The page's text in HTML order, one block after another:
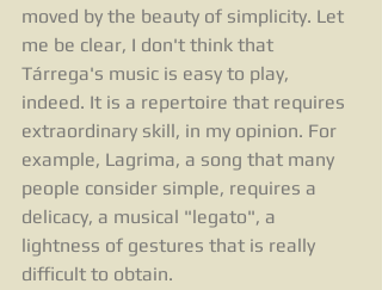
moved by the beauty of simplicity. Let
me be clear, I don't think that
Tárrega's music is easy to play,
indeed. It is a repertoire that requires
extraordinary skill, in my opinion. For
example, Lagrima, a song that many
people consider simple, requires a
delicacy, a musical "legato", a
lightness of gestures that is really
difficult to obtain.